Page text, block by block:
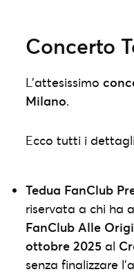
Concerto
L’attesissimo
Milano.
Ecco tutti i
Tedua FanClub
riservata a chi ha
FanClub Alle
ottobre 2025 al
senza finalizzare